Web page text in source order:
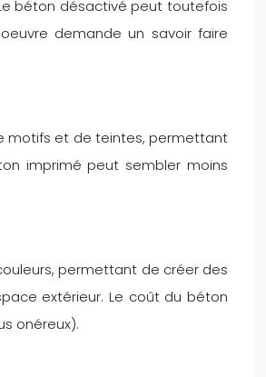
béton désactivé peut toutefois
demande un savoir faire
motifs et de teintes, permettant
imprimé peut sembler moins
permettant de créer des
extérieur. Le coût du béton
onéreux).